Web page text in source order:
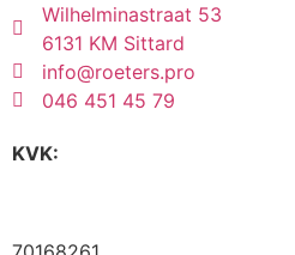
Wilhelminastraat 53
6131 KM Sittard
info@roeters.pro
046 451 45 79
KVK: